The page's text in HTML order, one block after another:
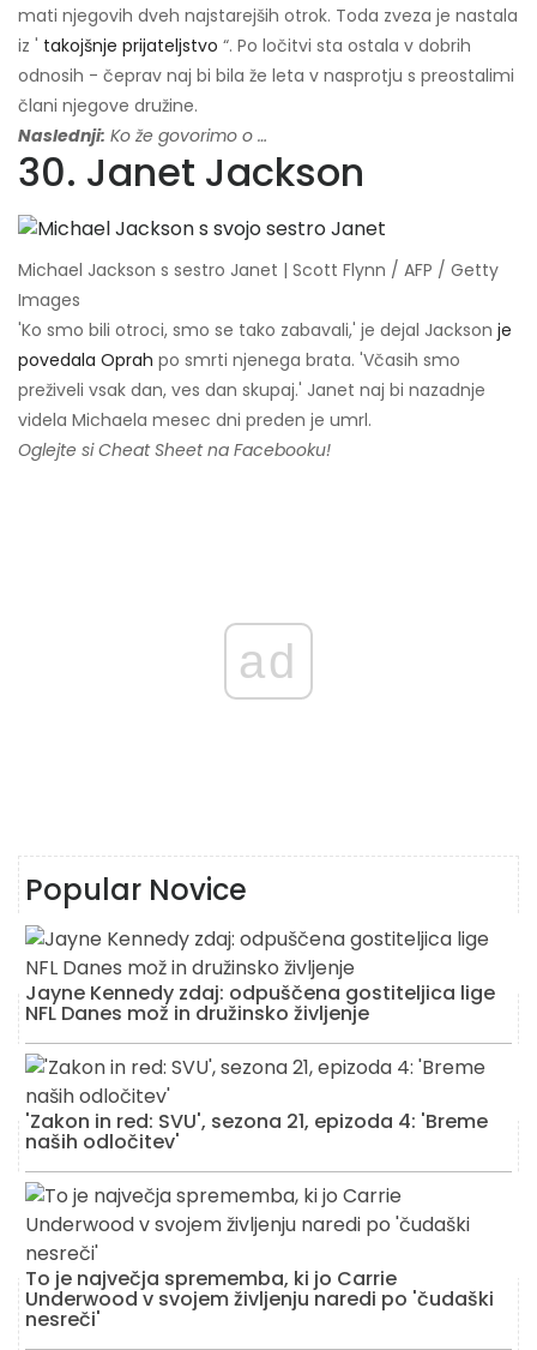
mati njegovih dveh najstarejših otrok. Toda zveza je nastala
iz ' takojšnje prijateljstvo “. Po ločitvi sta ostala v dobrih
odnosih - čeprav naj bi bila že leta v nasprotju s preostalimi
člani njegove družine.
Naslednji: Ko že govorimo o …
30. Janet Jackson
Michael Jackson s sestro Janet | Scott Flynn / AFP / Getty
Images
'Ko smo bili otroci, smo se tako zabavali,' je dejal Jackson je
povedala Oprah po smrti njenega brata. 'Včasih smo
preživeli vsak dan, ves dan skupaj.' Janet naj bi nazadnje
videla Michaela mesec dni preden je umrl.
Oglejte si Cheat Sheet na Facebooku!
ad
Popular Novice
Jayne Kennedy zdaj: odpuščena gostiteljica lige
NFL Danes mož in družinsko življenje
'Zakon in red: SVU', sezona 21, epizoda 4: 'Breme
naših odločitev'
To je največja sprememba, ki jo Carrie
Underwood v svojem življenju naredi po 'čudaški
nesreči'